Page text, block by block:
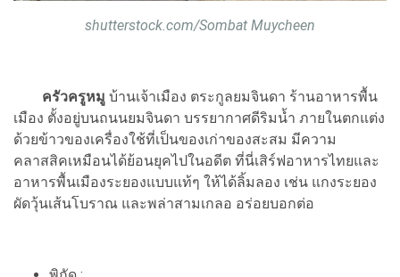
shutterstock.com/Sombat Muycheen
ครัวครูหมู บ้านเจ้าเมือง ตระกูลยมจินดา ร้านอาหารพื้น
เมือง ตั้งอยู่บนถนนยมจินดา บรรยากาศดีริมน้ำ ภายในตกแต่ง
ด้วยข้าวของเครื่องใช้ที่เป็นของเก่าของสะสม มีความ
คลาสสิคเหมือนได้ย้อนยุคไปในอดีต ที่นี่เสิร์ฟอาหารไทยและ
อาหารพื้นเมืองระยองแบบแท้ๆ ให้ได้ลิ้มลอง เช่น แกงระยอง
ผัดวุ้นเส้นโบราณ และพล่าสามเกลอ อร่อยบอกต่อ